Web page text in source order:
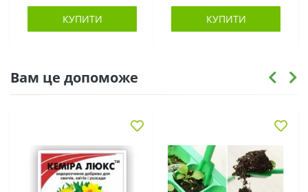
КУПИТИ КУПИТИ
Вам це допоможе